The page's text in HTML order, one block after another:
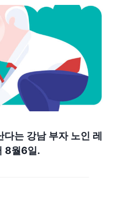
는 강남 부자 노인 레
8월6일.